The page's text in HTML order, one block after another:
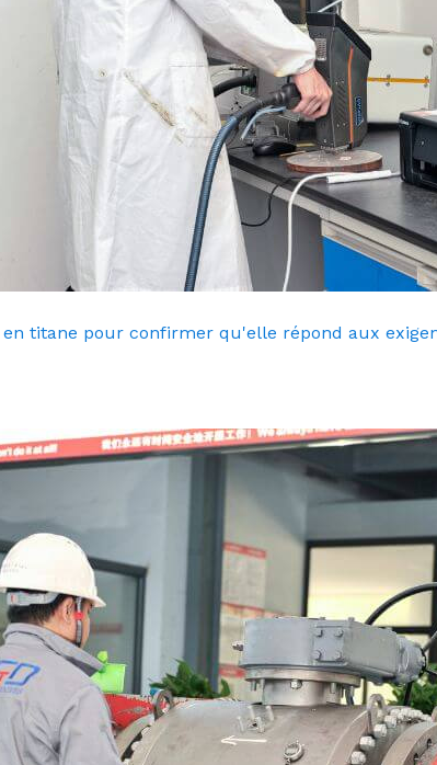
titane pour confirmer qu'elle répond aux